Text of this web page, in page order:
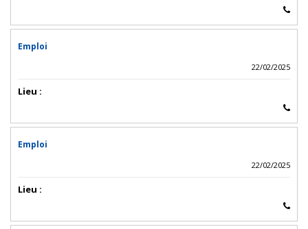
Emploi
22/02/2025
Lieu :
Emploi
22/02/2025
Lieu :